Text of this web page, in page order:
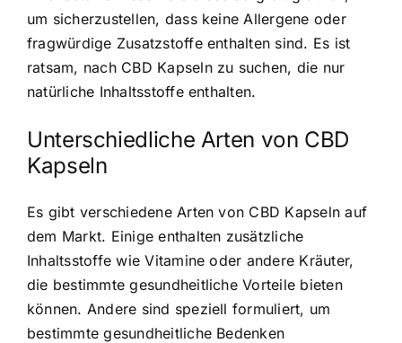
um sicherzustellen, dass keine Allergene oder
fragwürdige Zusatzstoffe enthalten sind. Es ist
ratsam, nach CBD Kapseln zu suchen, die nur
natürliche Inhaltsstoffe enthalten.
Unterschiedliche Arten von CBD
Kapseln
Es gibt verschiedene Arten von CBD Kapseln auf
dem Markt. Einige enthalten zusätzliche
Inhaltsstoffe wie Vitamine oder andere Kräuter,
die bestimmte gesundheitliche Vorteile bieten
können. Andere sind speziell formuliert, um
bestimmte gesundheitliche Bedenken